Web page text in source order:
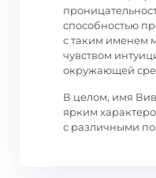
способностью
с таким именем
чувством
окружающей
В целом, имя
ярким
с различными